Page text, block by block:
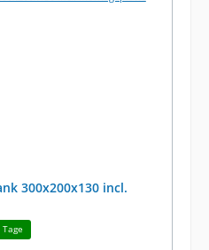
300x200x130 incl.